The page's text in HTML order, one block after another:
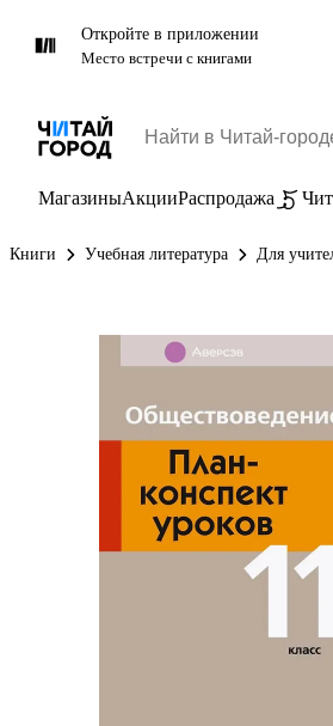
Откройте в приложении
Место встречи с книгами
МагазиныАкцииРаспродажа
Книги Учебная литература Для